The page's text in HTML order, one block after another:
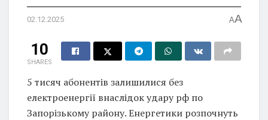
02.12.2025 AA
10
SHARES
5 тисяч абонентів залишилися без
електроенергії внаслідок удару рф по
Запорізькому району. Енергетики розпочнуть